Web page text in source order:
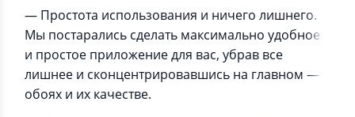
— Простота использования и ничего лишнего.
Мы постарались сделать максимально удобное
и простое приложение для вас, убрав все
лишнее и сконцентрировавшись на главном —
обоях и их качестве.